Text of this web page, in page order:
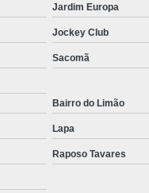
Jardim Europa
Jockey Club
Sacomã
Bairro do Limão
Lapa
Raposo Tavares